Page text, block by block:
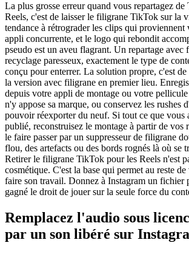
La plus grosse erreur quand vous repartagez
Reels, c'est de laisser le filigrane TikTok sur la
tendance à rétrograder les clips qui proviennent
appli concurrente, et le logo qui rebondit
pseudo est un aveu flagrant. Un repartage avec
recyclage paresseux, exactement le type de
conçu pour enterrer. La solution propre, c'est
la version avec filigrane en premier lieu.
depuis votre appli de montage ou votre
n'y appose sa marque, ou conservez les rushes
pouvoir réexporter du neuf. Si tout ce que vous
publié, reconstruisez le montage à partir de vos
le faire passer par un suppresseur de filigrane
flou, des artefacts ou des bords rognés là où se
Retirer le filigrane TikTok pour les Reels n'est
cosmétique. C'est la base qui permet au reste
faire son travail. Donnez à Instagram un fichier
gagné le droit de jouer sur la seule force du
Remplacez l'audio sous
par un son libéré sur